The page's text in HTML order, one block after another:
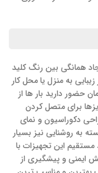
همانگی بین رنگ کلید
به منزل یا محل کار
حضور دارید بار ها از
برای متصل کردن
دکوراسیون و نمای
به روشنایی نیز بسیار
این تجهیزات با
ایمنی و پیشگیری از